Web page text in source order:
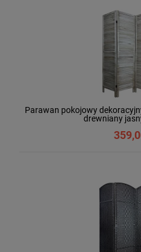
Parawan pokojowy
drewniany